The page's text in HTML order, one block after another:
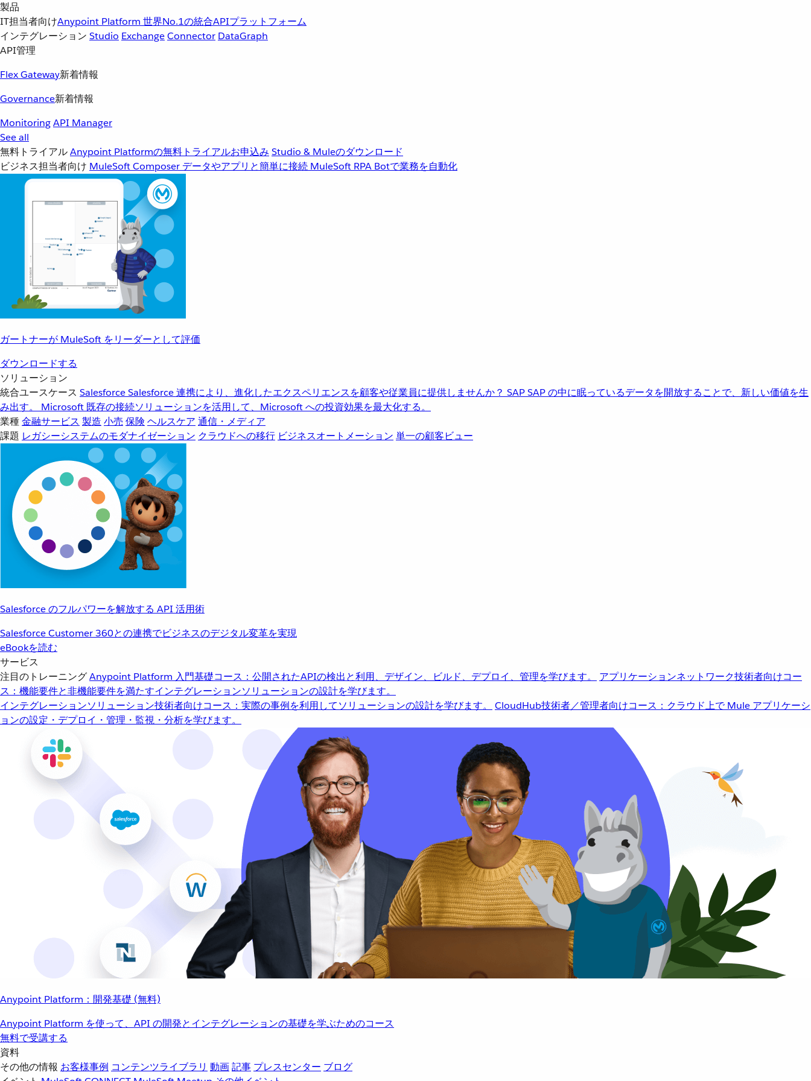
製品
IT担当者向けAnypoint Platform 世界No.1の統合APIプラットフォーム
インテグレーション Studio ExchangeConnector DataGraph
API管理
Flex Gateway新着情報
Governance新着情報
MonitoringAPI Manager
See all
無料トライアルAnypoint Platformの無料トライアルお申込み Studio & Muleのダウンロード
ビジネス担当者向け MuleSoft Composer データやアプリと簡単に接続 MuleSoft RPA Botで業務を自動化
ガートナーが MuleSoft をリーダーとして評価
ダウンロードする
ソリューション
統合ユースケース SalesforceSalesforce 連携により、進化したエクスペリエンスを顧客や従業員に提供しませんか？ SAPSAP の中に眠っているデータを開放することで、新しい価値を生
み出す。
Microsoft 既存の接続ソリューションを活用して、Microsoft への投資効果を最大化する。
業種金融サービス 製造 小売 保険 ヘルスケア 通信・メディア
課題 レガシーシステムのモダナイゼーション クラウドへの移行 ビジネスオートメーション 単一の顧客ビュー
Salesforce のフルパワーを解放する API 活用術
Salesforce Customer 360との連携でビジネスのデジタル変革を実現
eBookを読む
サービス
注目のトレーニングAnypoint Platform 入門基礎コース：公開されたAPIの検出と利用、デザイン、ビルド、デプロイ、管理を学びます。 アプリケーションネットワーク技術者向けコー
ス：機能要件と非機能要件を満たすインテグレーションソリューションの設計を学びます。
インテグレーションソリューション技術者向けコース：実際の事例を利用してソリューションの設計を学びます。 CloudHub技術者／管理者向けコース：クラウド上で Mule アプリケーシ
ョンの設定・デプロイ・管理・監視・分析を学びます。
Anypoint Platform：開発基礎 (無料)
Anypoint Platform を使って、API の開発とインテグレーションの基礎を学ぶためのコース
無料で受講する
資料
その他の情報 お客様事例 コンテンツライブラリ 動画記事 プレスセンター ブログ